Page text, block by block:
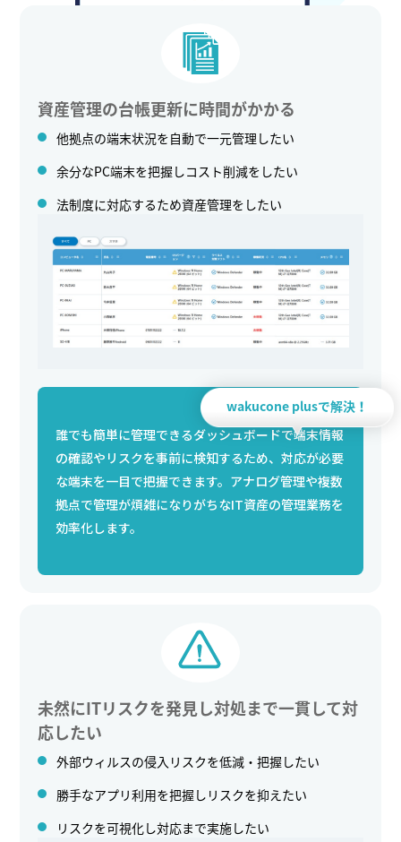
資産管理の台帳更新に時間がかかる
他拠点の端末状況を自動で一元管理したい
余分なPC端末を把握しコスト削減をしたい
法制度に対応するため資産管理をしたい
wakucone plusで解決！
誰でも簡単に管理できるダッシュボードで端末情報
の確認やリスクを事前に検知するため、対応が必要
な端末を一目で把握できます。アナログ管理や複数
拠点で管理が煩雑になりがちなIT資産の管理業務を
効率化します。
未然にITリスクを発見し対処まで一貫して対
応したい
外部ウィルスの侵入リスクを低減・把握したい
勝手なアプリ利用を把握しリスクを抑えたい
リスクを可視化し対応まで実施したい